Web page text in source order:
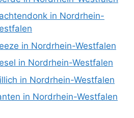
in Nordrhein-
in Nordrhein-Westfalen
in Nordrhein-Westfalen
in Nordrhein-Westfalen
in Nordrhein-Westfalen